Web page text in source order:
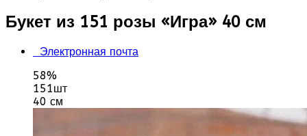
Букет из 151 розы «Игра» 40 см
Электронная почта
58%
151шт
40 см